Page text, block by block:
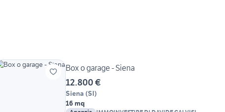
Box o garage - Siena
12.800 €
Siena (SI)
16 mq